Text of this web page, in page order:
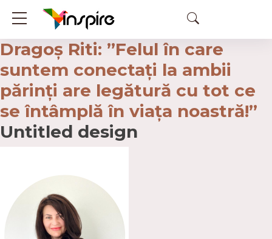
Dragoș Riti: ”Felul în care
suntem conectați la ambii
părinți are legătură cu tot ce
se întâmplă în viața noastră!”
Untitled design